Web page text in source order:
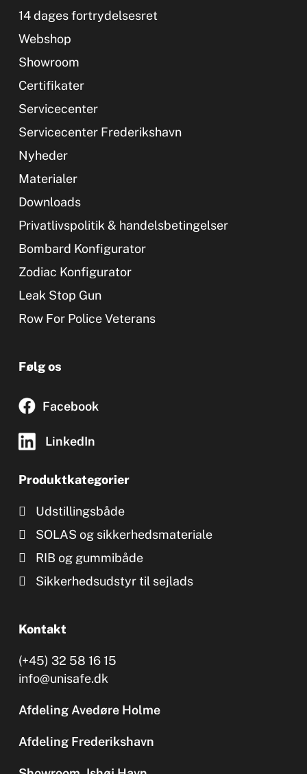
14 dages fortrydelsesret
Webshop
Showroom
Certifikater
Servicecenter
Servicecenter Frederikshavn
Nyheder
Materialer
Downloads
Privatlivspolitik & handelsbetingelser
Bombard Konfigurator
Zodiac Konfigurator
Leak Stop Gun
Row For Police Veterans
Følg os
Facebook
LinkedIn
Produktkategorier
Udstillingsbåde
SOLAS og sikkerhedsmateriale
RIB og gummibåde
Sikkerhedsudstyr til sejlads
Kontakt
(+45) 32 58 16 15
info@unisafe.dk
Afdeling Avedøre Holme
Afdeling Frederikshavn